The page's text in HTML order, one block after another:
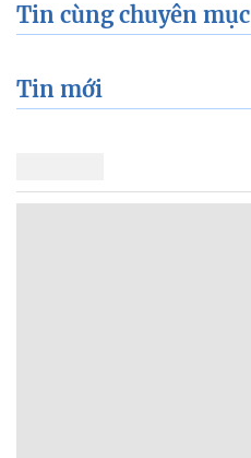
Tin cùng chuyên mục
Tin mới